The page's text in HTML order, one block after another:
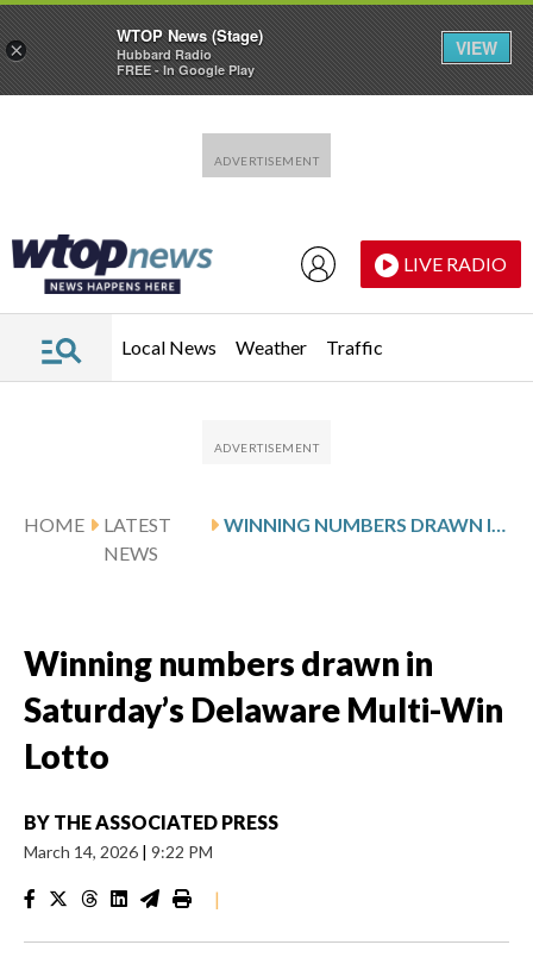
LIVE RADIO
Local News Weather Traffic
HOME
LATEST
NEWS
WINNING NUMBERS DRAWN IN SATURDAY’S DELAWARE MULTI-WIN LOTTO
Winning numbers drawn in
Saturday’s Delaware Multi-Win
Lotto
BY THE ASSOCIATED PRESS
March 14, 2026 | 9:22 PM
|
×
WTOP News (Stage)
Hubbard Radio
FREE - In Google Play
VIEW